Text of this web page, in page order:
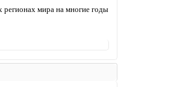
мира на многие годы